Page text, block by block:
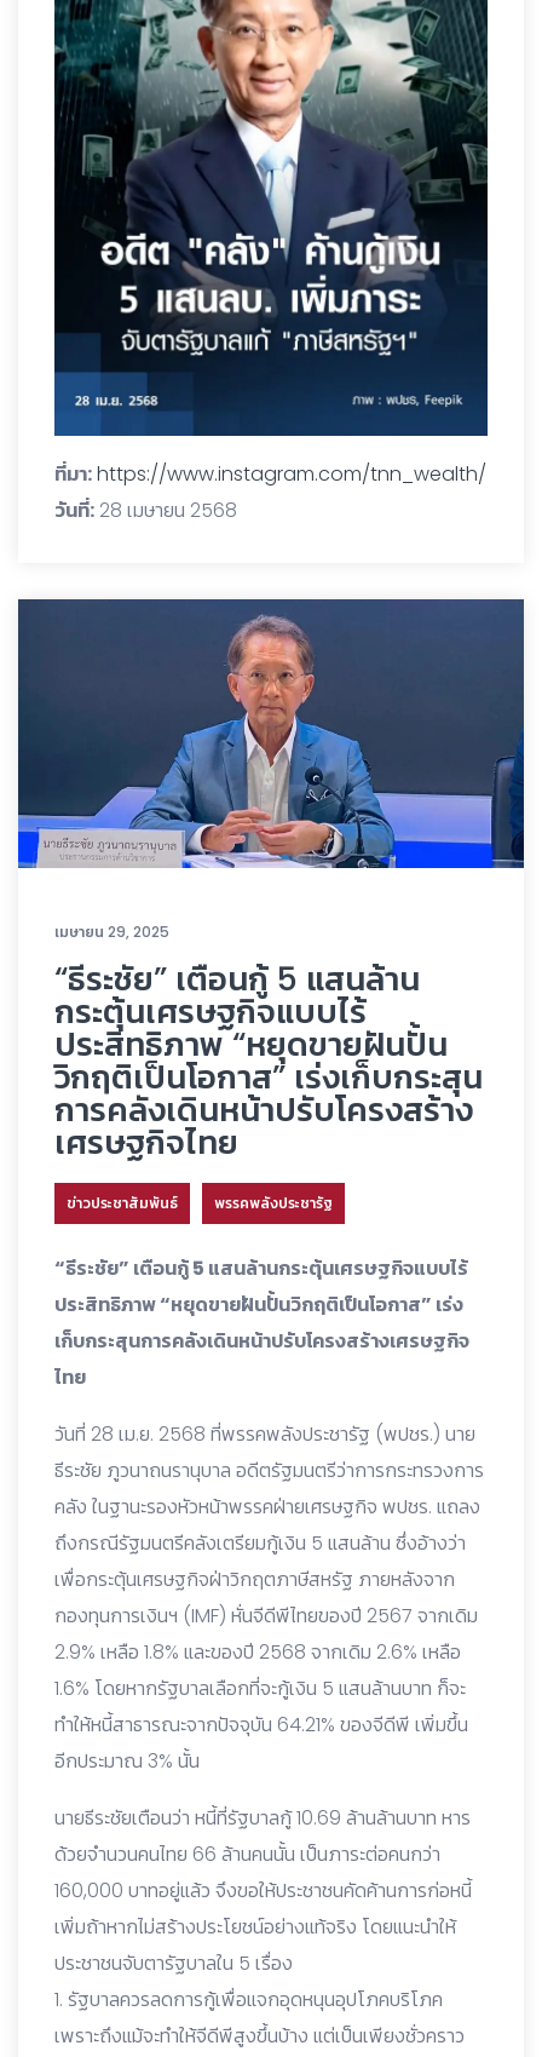
ที่มา:https://www.instagram.com/tnn_wealth/
วันที่: 28 เมษายน 2568
เมษายน 29, 2025
“ธีระชัย” เตือนกู้ 5 แสนล้าน
กระตุ้นเศรษฐกิจแบบไร้
ประสิทธิภาพ “หยุดขายฝันปั้น
วิกฤติเป็นโอกาส” เร่งเก็บกระสุน
การคลังเดินหน้าปรับโครงสร้าง
เศรษฐกิจไทย
ข่าวประชาสัมพันธ์ พรรคพลังประชารัฐ
“ธีระชัย” เตือนกู้ 5 แสนล้านกระตุ้นเศรษฐกิจแบบไร้
ประสิทธิภาพ “หยุดขายฝันปั้นวิกฤติเป็นโอกาส” เร่ง
เก็บกระสุนการคลังเดินหน้าปรับโครงสร้างเศรษฐกิจ
ไทย
วันที่ 28 เม.ย. 2568 ที่พรรคพลังประชารัฐ (พปชร.) นาย
ธีระชัย ภูวนาถนรานุบาล อดีตรัฐมนตรีว่าการกระทรวงการ
คลัง ในฐานะรองหัวหน้าพรรคฝ่ายเศรษฐกิจ พปชร. แถลง
ถึงกรณีรัฐมนตรีคลังเตรียมกู้เงิน 5 แสนล้าน ซึ่งอ้างว่า
เพื่อกระตุ้นเศรษฐกิจฝ่าวิกฤตภาษีสหรัฐ ภายหลังจาก
กองทุนการเงินฯ (IMF) หั่นจีดีพีไทยของปี 2567 จากเดิม
2.9% เหลือ 1.8% และของปี 2568 จากเดิม 2.6% เหลือ
1.6% โดยหากรัฐบาลเลือกที่จะกู้เงิน 5 แสนล้านบาท ก็จะ
ทำให้หนี้สาธารณะจากปัจจุบัน 64.21% ของจีดีพี เพิ่มขึ้น
อีกประมาณ 3% นั้น
นายธีระชัยเตือนว่า หนี้ที่รัฐบาลกู้ 10.69 ล้านล้านบาท หาร
ด้วยจำนวนคนไทย 66 ล้านคนนั้น เป็นภาระต่อคนกว่า
160,000 บาทอยู่แล้ว จึงขอให้ประชาชนคัดค้านการก่อหนี้
เพิ่มถ้าหากไม่สร้างประโยชน์อย่างแท้จริง โดยแนะนำให้
ประชาชนจับตารัฐบาลใน 5 เรื่อง
1. รัฐบาลควรลดการกู้เพื่อแจกอุดหนุนอุปโภคบริโภค
เพราะถึงแม้จะทำให้จีดีพีสูงขึ้นบ้าง แต่เป็นเพียงชั่วคราว